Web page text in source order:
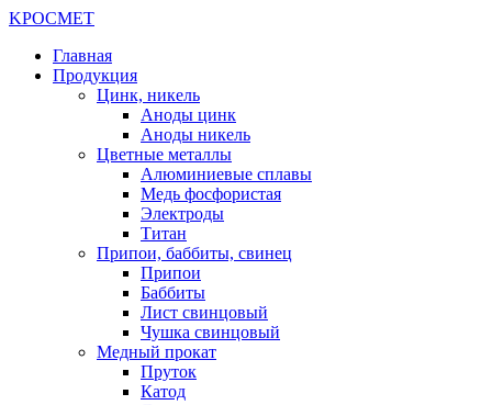
KРОСМЕТ
Главная
Продукция
Цинк, никель
Аноды цинк
Аноды никель
Цветные металлы
Алюминиевые сплавы
Медь фосфористая
Электроды
Титан
Припои, баббиты, свинец
Припои
Баббиты
Лист свинцовый
Чушка свинцовый
Медный прокат
Пруток
Катод